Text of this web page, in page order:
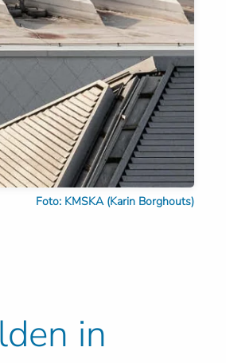
Foto: KMSKA (Karin Borghouts)
in